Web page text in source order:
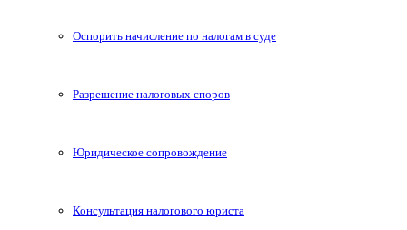
Оспорить начисление по налогам в суде
Разрешение налоговых споров
Юридическое сопровождение
Консультация налогового юриста